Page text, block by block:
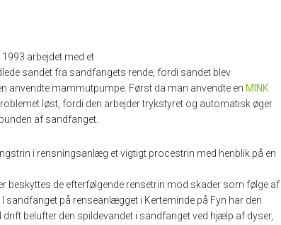
arbejdet med et
sandet fra sandfangets rende, fordi sandet blev
anvendte mammutpumpe. Først da man anvendte en MINK
løst, fordi den arbejder trykstyret og automatisk øger
af sandfanget.
i rensningsanlæg et vigtigt procestrin med henblik på en
beskyttes de efterfølgende rensetrin mod skader som følge af
på renseanlægget i Kerteminde på Fyn har den
belufter den spildevandet i sandfanget ved hjælp af dyser,